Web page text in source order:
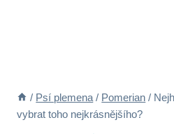
/ Psí plemena / Pomerian /
vybrat toho nejkrásnějšího?